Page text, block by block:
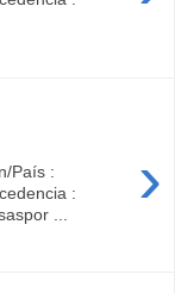
›
País :
:
...